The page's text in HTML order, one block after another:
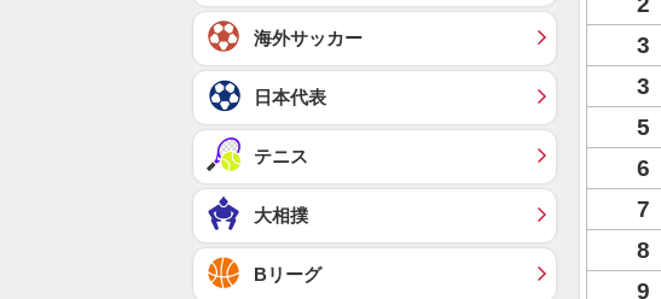
3
3
5
6
7
8
9
海外サッカー
日本代表
テニス
大相撲
Bリーグ